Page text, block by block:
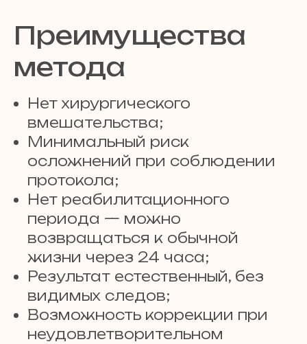
Преимущества
метода
Нет хирургического
вмешательства;
Минимальный риск
осложнений при соблюдении
протокола;
Нет реабилитационного
периода — можно
возвращаться к обычной
жизни через 24 часа;
Результат естественный, без
видимых следов;
Возможность коррекции при
неудовлетворительном